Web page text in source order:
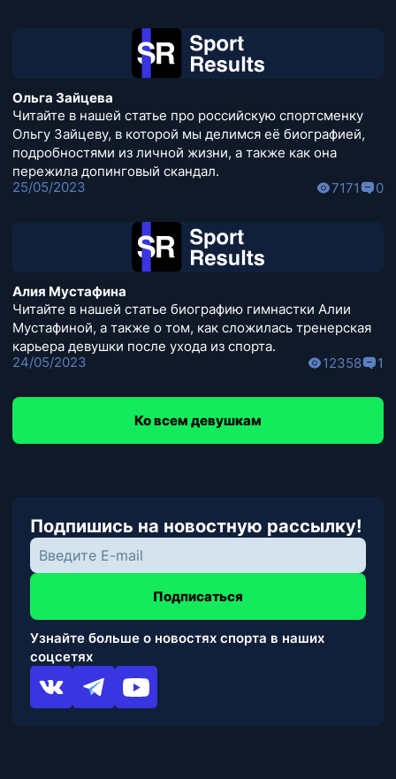
Ольга Зайцева
Читайте в нашей статье про российскую спортсменку
Ольгу Зайцеву, в которой мы делимся её биографией,
подробностями из личной жизни, а также как она
пережила допинговый скандал.
25/05/2023
7171 0
Алия Мустафина
Читайте в нашей статье биографию гимнастки Алии
Мустафиной, а также о том, как сложилась тренерская
карьера девушки после ухода из спорта.
24/05/2023
12358 1
Ко всем девушкам
Подпишись на новостную рассылку!
Подписаться
Узнайте больше о новостях спорта в наших
соцсетях